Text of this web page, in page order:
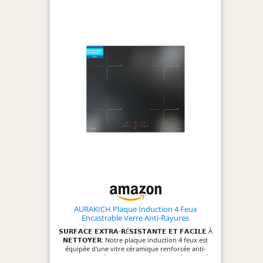
AURAKICH Plaque Induction 4 Feux
Encastrable Verre Anti-Rayures
𝗦𝗨𝗥𝗙𝗔𝗖𝗘 𝗘𝗫𝗧𝗥𝗔-𝗥É𝗦𝗜𝗦𝗧𝗔𝗡𝗧𝗘 𝗘𝗧 𝗙𝗔𝗖𝗜𝗟𝗘 À
𝗡𝗘𝗧𝗧𝗢𝗬𝗘𝗥: Notre plaque induction 4 feux est
équipée d'une vitre céramique renforcée anti-
rayures qui préserve son aspect neuf même après